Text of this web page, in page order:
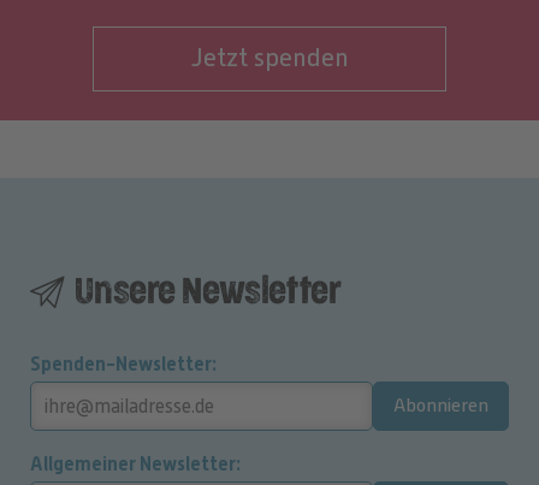
Jetzt spenden
Unsere Newsletter
Spenden-Newsletter
Abonnieren
Allgemeiner Newsletter